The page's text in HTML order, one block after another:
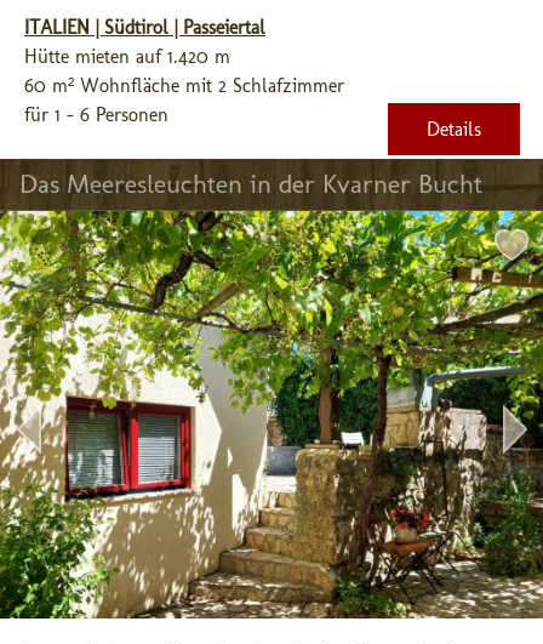
ITALIEN | Südtirol | Passeiertal
Hütte mieten auf 1.420 m
60 m² Wohnfläche mit 2 Schlafzimmer
für 1 - 6 Personen
Details
Das Meeresleuchten in der Kvarner Bucht